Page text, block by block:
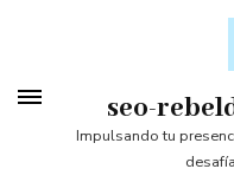
contenido
(presiona
seo-
Impulsando tu